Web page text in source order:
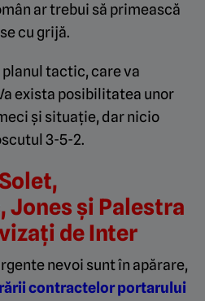
ar trebui să primească
cu grijă.
tactic, care va
exista posibilitatea unor
și situație, dar nicio
3-5-2.
Jones și Palestra
de Inter
nevoi sunt în apărare,
contractelor portarului